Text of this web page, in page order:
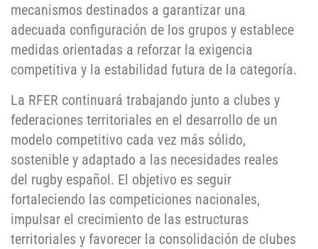
mecanismos destinados a garantizar una
adecuada configuración de los grupos y establece
medidas orientadas a reforzar la exigencia
competitiva y la estabilidad futura de la categoría.
La RFER continuará trabajando junto a clubes y
federaciones territoriales en el desarrollo de un
modelo competitivo cada vez más sólido,
sostenible y adaptado a las necesidades reales
del rugby español. El objetivo es seguir
fortaleciendo las competiciones nacionales,
impulsar el crecimiento de las estructuras
territoriales y favorecer la consolidación de clubes